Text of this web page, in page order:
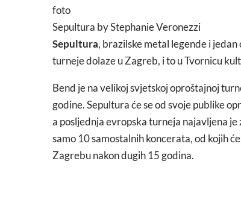
foto
Sepultura by Stephanie Veronezzi
Sepultura, brazilske metal legende i
turneje dolaze u Zagreb, i to u Tvornicu
Bend je na velikoj svjetskoj oproštajnoj
godine. Sepultura će se od svoje publike
a posljednja evropska turneja najavljena
samo 10 samostalnih koncerata, od kojih
Zagrebu nakon dugih 15 godina.